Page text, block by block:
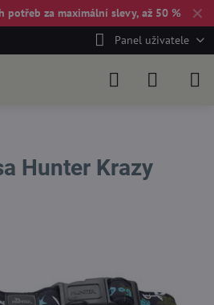
✕
potřeb za maximální slevy, až 50 %
Panel uživatele
Hunter Krazy